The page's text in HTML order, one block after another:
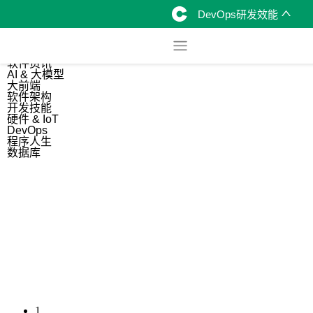
DevOps研发效能
软件资讯
AI & 大模型
大前端
软件架构
开发技能
硬件 & IoT
DevOps
程序人生
数据库
1